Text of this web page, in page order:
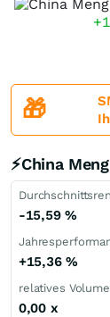
🎁
⚡China
-15,59 %
+15,36 %
relatives
0,00 x